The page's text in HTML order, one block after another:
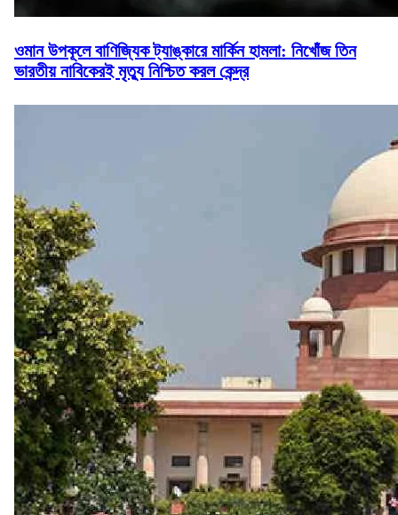
ওমান উপকূলে বাণিজ্যিক ট্যাঙ্কারে মার্কিন হামলা: নিখোঁজ তিন
ভারতীয় নাবিকেরই মৃত্যু নিশ্চিত করল কেন্দ্র